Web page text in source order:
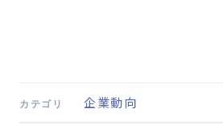
カテゴリ 企業動向